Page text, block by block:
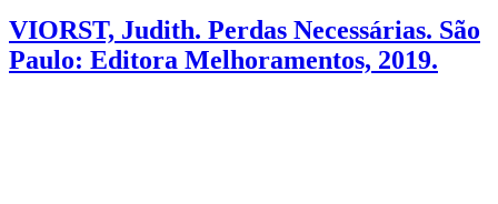
VIORST, Judith. Perdas Necessárias. São
Paulo: Editora Melhoramentos, 2019.